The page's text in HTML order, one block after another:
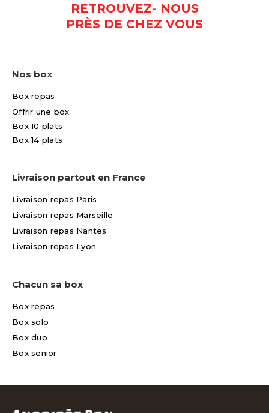
RETROUVEZ- NOUS
PRÈS DE CHEZ VOUS
Nos box
Box repas
Offrir une box
Box 10 plats
Box 14 plats
Livraison partout en France
Livraison repas Paris
Livraison repas Marseille
Livraison repas Nantes
Livraison repas Lyon
Chacun sa box
Box repas
Box solo
Box duo
Box senior